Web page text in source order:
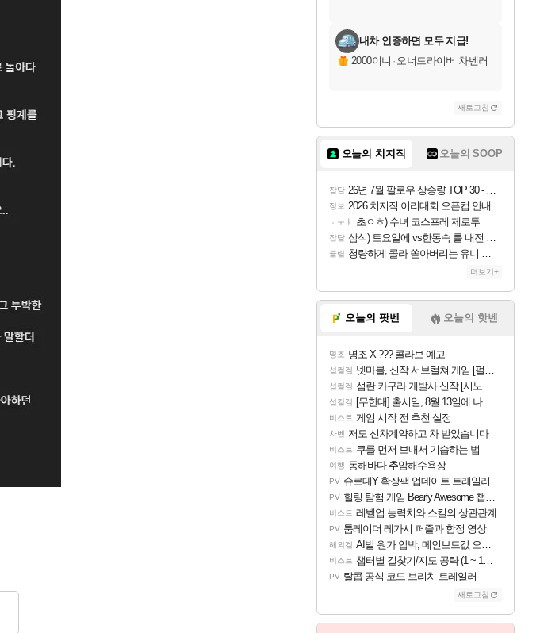
내차 인증하면 모두 지급!
2000이니 · 오너드라이버 차벤러
새로고침
오늘의 치지직 오늘의 SOOP
잡담 26년 7월 팔로우 상승량 TOP 30 - 월간 치지직
정보 2026 치지직 이리대회 오픈컵 안내
ㅗㅜㅑ 초ㅇㅎ) 수녀 코스프레 제로투
잡담 삼식) 토요일에 vs한동숙 롤 내전 예정
클립 청량하게 콜라 쏟아버리는 유니 ㅋㅋㅋ
더보기+
오늘의 팟벤 오늘의 핫벤
명조 명조 X ??? 콜라보 예고
섭컬겜 넷마블, 신작 서브컬쳐 게임 [펄 인 블루] 티저 사이트 오픈
섭컬겜 섬란 카구라 개발사 신작 [시노비 넥서스] 연내 출시 예정
섭컬겜 [무한대] 출시일, 8월 13일에 나오나
비스트 게임 시작 전 추천 설정
차벤 저도 신차계약하고 차 받았습니다
비스트 쿠를 먼저 보내서 기습하는 법
여행 동해바다 추암해수욕장
PV 슈로대Y 확장팩 업데이트 트레일러
PV 힐링 탐험 게임 Bearly Awesome 챕터 1 트레일러
비스트 레벨업 능력치와 스킬의 상관관계
PV 툼레이더 레가시 퍼즐과 함정 영상
해외겜 AI발 원가 압박, 메인보드값 오르나
비스트 챕터별 길찾기/지도 공략 (1 ~ 12장)
PV 탈콥 공식 코드 브리치 트레일러
새로고침